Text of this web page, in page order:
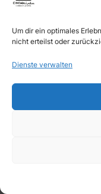
Um dir ein optimales
nicht erteilst oder
Dienste verwalten